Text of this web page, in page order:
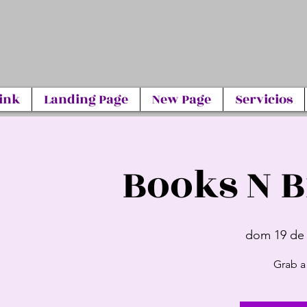
Landing Page New Page Servicios
Books N
dom 19
Grab